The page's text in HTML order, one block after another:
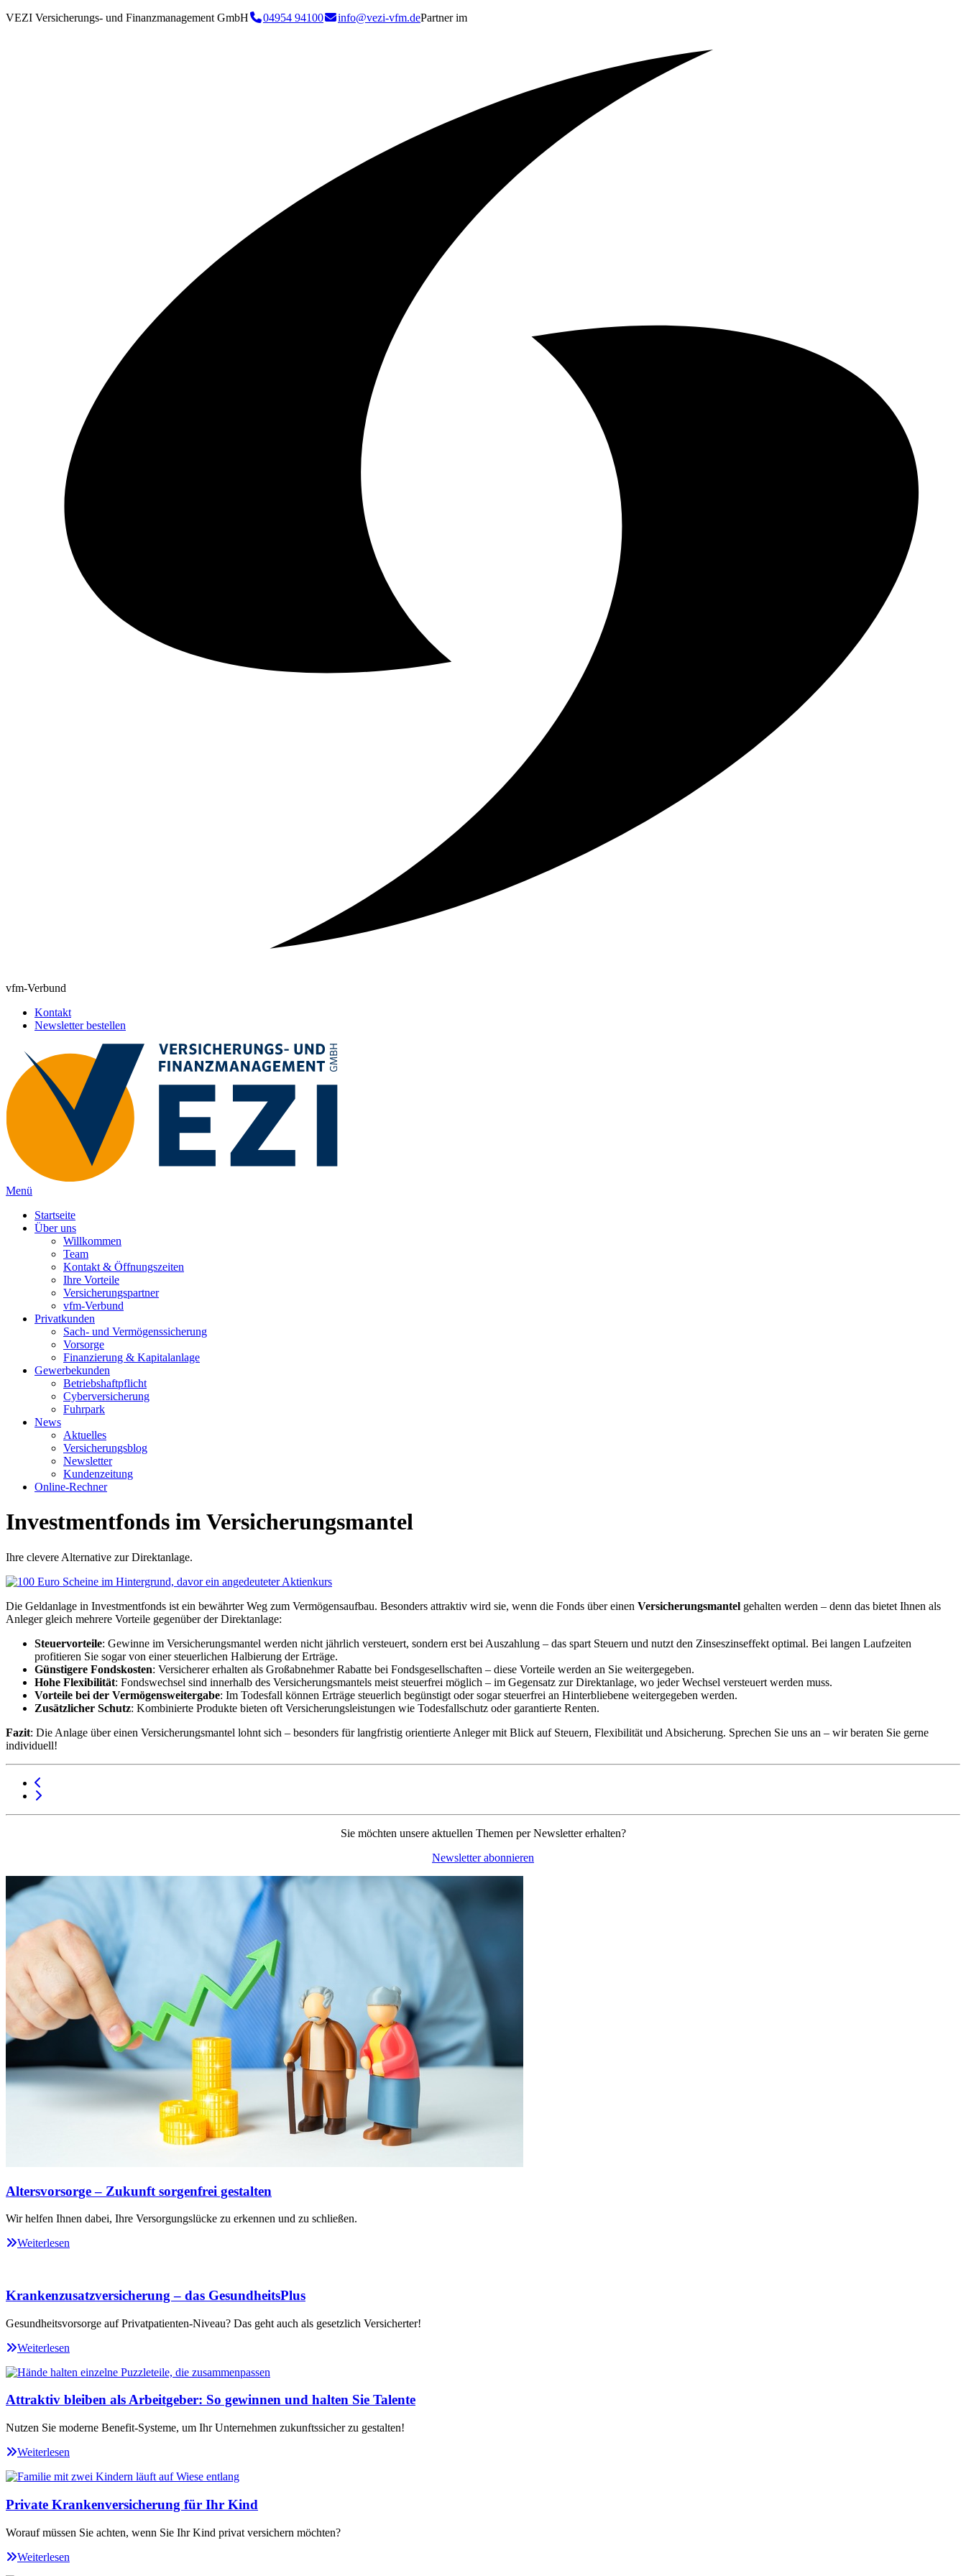
VEZI Versicherungs- und Finanzmanagement GmbH 04954 94100 info@vezi-vfm.dePartner im
vfm-Verbund
Kontakt
Newsletter bestellen
Menü
Startseite
Über uns
Willkommen
Team
Kontakt & Öffnungszeiten
Ihre Vorteile
Versicherungspartner
vfm-Verbund
Privatkunden
Sach- und Vermögenssicherung
Vorsorge
Finanzierung & Kapitalanlage
Gewerbekunden
Betriebshaftpflicht
Cyberversicherung
Fuhrpark
News
Aktuelles
Versicherungsblog
Newsletter
Kundenzeitung
Online-Rechner
Investmentfonds im Versicherungsmantel
Ihre clevere Alternative zur Direktanlage.
Die Geldanlage in Investmentfonds ist ein bewährter Weg zum Vermögensaufbau. Besonders attraktiv wird sie, wenn die Fonds über einen Versicherungsmantel gehalten werden – denn das bietet Ihnen als
Anleger gleich mehrere Vorteile gegenüber der Direktanlage:
Steuervorteile: Gewinne im Versicherungsmantel werden nicht jährlich versteuert, sondern erst bei Auszahlung – das spart Steuern und nutzt den Zinseszinseffekt optimal. Bei langen Laufzeiten
profitieren Sie sogar von einer steuerlichen Halbierung der Erträge.
Günstigere Fondskosten: Versicherer erhalten als Großabnehmer Rabatte bei Fondsgesellschaften – diese Vorteile werden an Sie weitergegeben.
Hohe Flexibilität: Fondswechsel sind innerhalb des Versicherungsmantels meist steuerfrei möglich – im Gegensatz zur Direktanlage, wo jeder Wechsel versteuert werden muss.
Vorteile bei der Vermögensweitergabe: Im Todesfall können Erträge steuerlich begünstigt oder sogar steuerfrei an Hinterbliebene weitergegeben werden.
Zusätzlicher Schutz: Kombinierte Produkte bieten oft Versicherungsleistungen wie Todesfallschutz oder garantierte Renten.
Fazit: Die Anlage über einen Versicherungsmantel lohnt sich – besonders für langfristig orientierte Anleger mit Blick auf Steuern, Flexibilität und Absicherung. Sprechen Sie uns an – wir beraten Sie gerne
individuell!
Sie möchten unsere aktuellen Themen per Newsletter erhalten?
Newsletter abonnieren
Altersvorsorge – Zukunft sorgenfrei gestalten
Wir helfen Ihnen dabei, Ihre Versorgungslücke zu erkennen und zu schließen.
Weiterlesen
Krankenzusatzversicherung – das GesundheitsPlus
Gesundheitsvorsorge auf Privatpatienten-Niveau? Das geht auch als gesetzlich Versicherter!
Weiterlesen
Attraktiv bleiben als Arbeitgeber: So gewinnen und halten Sie Talente
Nutzen Sie moderne Benefit-Systeme, um Ihr Unternehmen zukunftssicher zu gestalten!
Weiterlesen
Private Krankenversicherung für Ihr Kind
Worauf müssen Sie achten, wenn Sie Ihr Kind privat versichern möchten?
Weiterlesen